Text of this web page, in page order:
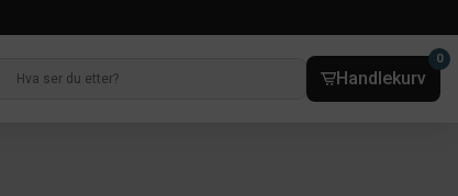
Handlekurv
0